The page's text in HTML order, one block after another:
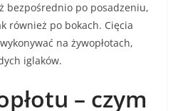
bezpośrednio po posadzeniu,
również po bokach. Cięcia
na żywopłotach,
iglaków.
– czym